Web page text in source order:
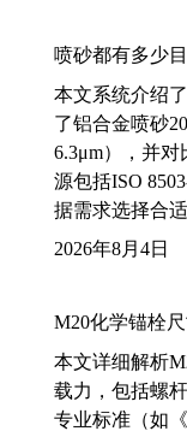
喷砂都有多少目
本文系统介绍
了铝合金喷砂
6.3μm），并
源包括ISO
据需求选择合
2026年8月4日
M20化学锚栓
本文详细解析
载力，包括螺
专业标准（如